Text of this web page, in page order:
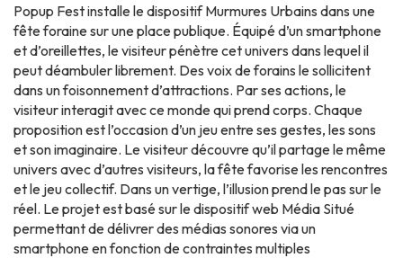
Popup Fest installe le dispositif Murmures Urbains dans une
fête foraine sur une place publique. Équipé d’un smartphone
et d’oreillettes, le visiteur pénètre cet univers dans lequel il
peut déambuler librement. Des voix de forains le sollicitent
dans un foisonnement d’attractions. Par ses actions, le
visiteur interagit avec ce monde qui prend corps. Chaque
proposition est l’occasion d’un jeu entre ses gestes, les sons
et son imaginaire. Le visiteur découvre qu’il partage le même
univers avec d’autres visiteurs, la fête favorise les rencontres
et le jeu collectif. Dans un vertige, l’illusion prend le pas sur le
réel. Le projet est basé sur le dispositif web Média Situé
permettant de délivrer des médias sonores via un
smartphone en fonction de contraintes multiples